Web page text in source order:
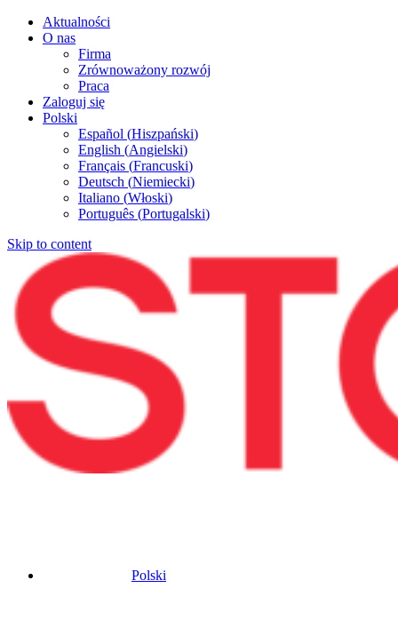
Aktualności
O nas
Firma
Zrównoważony rozwój
Praca
Zaloguj się
Polski
Español (Hiszpański)
English (Angielski)
Français (Francuski)
Deutsch (Niemiecki)
Italiano (Włoski)
Português (Portugalski)
Skip to content
Polski